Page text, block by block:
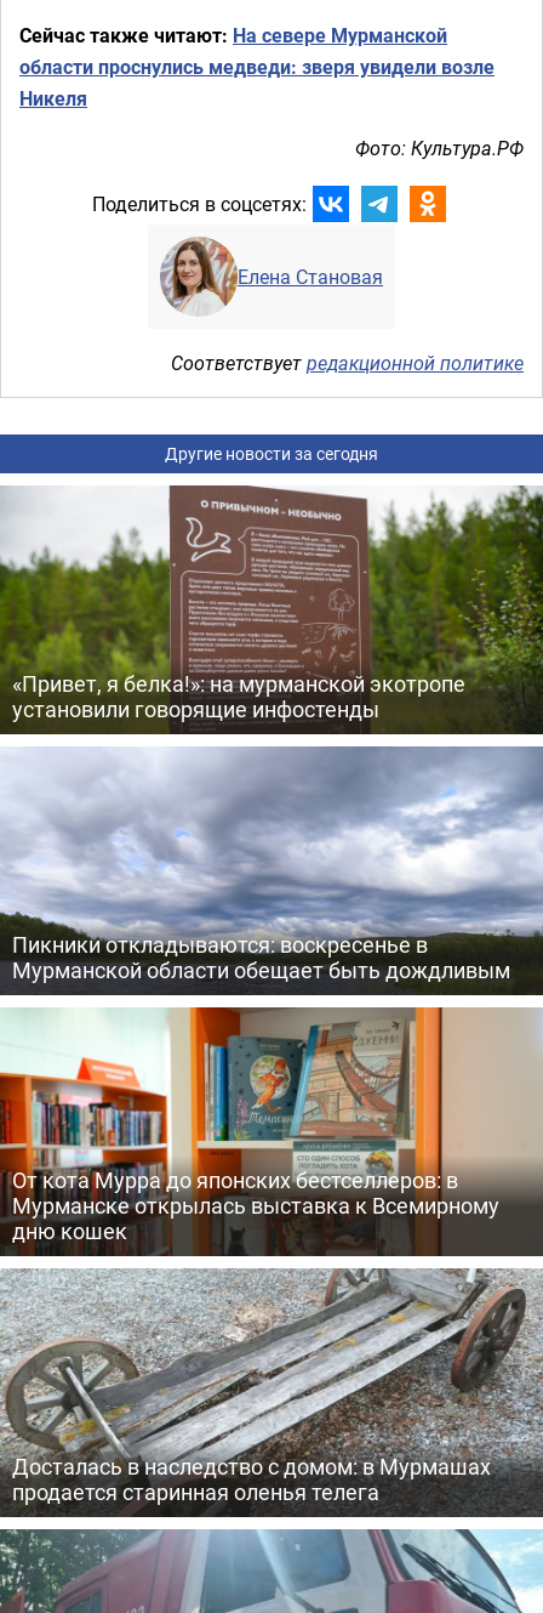
Сейчас также читают: На севере Мурманской
области проснулись медведи: зверя увидели возле
Никеля
Фото: Культура.РФ
Поделиться в соцсетях:
Елена Становая
Соответствуетредакционной политике
Другие новости за сегодня
«Привет, я белка!»: на мурманской экотропе
установили говорящие инфостенды
Пикники откладываются: воскресенье в
Мурманской области обещает быть дождливым
От кота Мурра до японских бестселлеров: в
Мурманске открылась выставка к Всемирному
дню кошек
Досталась в наследство с домом: в Мурмашах
продается старинная оленья телега